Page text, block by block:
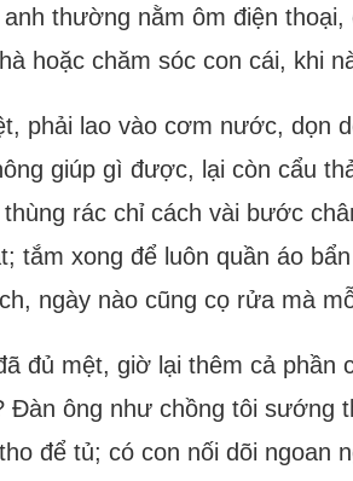
thường nằm ôm điện
hoặc chăm sóc con cái, khi
phải lao vào cơm nước, dọn
giúp gì được, lại còn cẩu
rác chỉ cách vài bước
tắm xong để luôn quần áo
ngày nào cũng cọ rửa mà
đủ mệt, giờ lại thêm cả
ông như chồng tôi sướng
để tủ; có con nối dõi ngoan